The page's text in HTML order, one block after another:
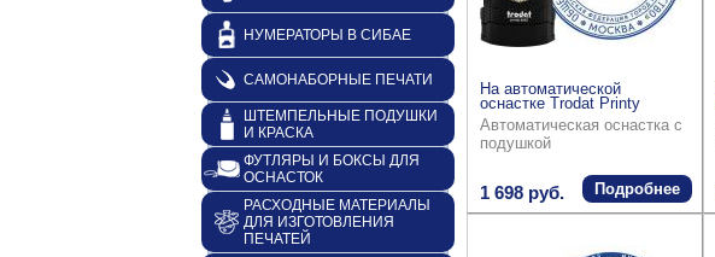
На автоматической
оснастке Trodat Printy
Автоматическая оснастка с
подушкой
1 698 руб. Подробнее
НУМЕРАТОРЫ В СИБАЕ
САМОНАБОРНЫЕ ПЕЧАТИ
ШТЕМПЕЛЬНЫЕ ПОДУШКИ
И КРАСКА
ФУТЛЯРЫ И БОКСЫ ДЛЯ
ОСНАСТОК
РАСХОДНЫЕ МАТЕРИАЛЫ
ДЛЯ ИЗГОТОВЛЕНИЯ
ПЕЧАТЕЙ